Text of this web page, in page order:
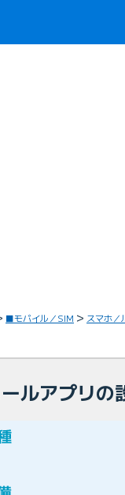
■モバイル／SIM スマホ／
ルアプリ